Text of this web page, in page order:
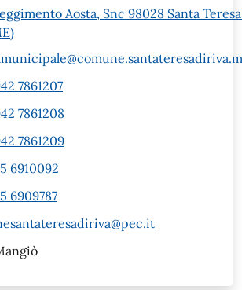
Aosta, Snc 98028 Santa
7861207
7861208
7861209
6910092
6909787